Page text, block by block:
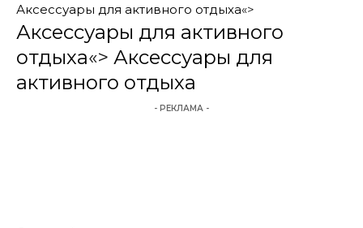
Аксессуары для активного отдыха«>
Аксессуары для активного
отдыха«> Аксессуары для
активного отдыха
- РЕКЛАМА -